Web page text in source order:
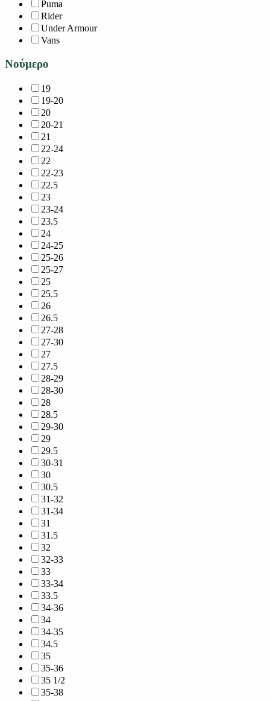
Puma
Rider
Under Armour
Vans
Νούμερο
19
19-20
20
20-21
21
22-24
22
22-23
22.5
23
23-24
23.5
24
24-25
25-26
25-27
25
25.5
26
26.5
27-28
27-30
27
27.5
28-29
28-30
28
28.5
29-30
29
29.5
30-31
30
30.5
31-32
31-34
31
31.5
32
32-33
33
33-34
33.5
34-36
34
34-35
34.5
35
35-36
35 1/2
35-38